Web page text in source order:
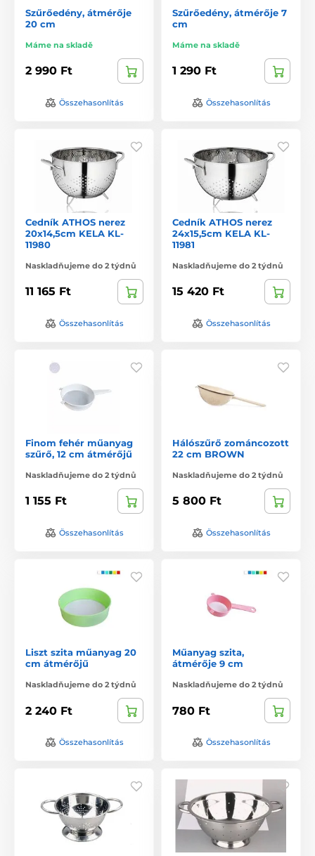
Szűrőedény, átmérője
20 cm
Máme na skladě
2 990 Ft
Összehasonlítás
Szűrőedény, átmérője 7
cm
Máme na skladě
1 290 Ft
Összehasonlítás
Cedník ATHOS nerez
20x14,5cm KELA KL-
11980
Naskladňujeme do 2 týdnů
11 165 Ft
Összehasonlítás
Cedník ATHOS nerez
24x15,5cm KELA KL-
11981
Naskladňujeme do 2 týdnů
15 420 Ft
Összehasonlítás
Finom fehér műanyag
szűrő, 12 cm átmérőjű
Naskladňujeme do 2 týdnů
1 155 Ft
Összehasonlítás
Hálószűrő zománcozott
22 cm BROWN
Naskladňujeme do 2 týdnů
5 800 Ft
Összehasonlítás
Liszt szita műanyag 20
cm átmérőjű
Naskladňujeme do 2 týdnů
2 240 Ft
Összehasonlítás
Műanyag szita,
átmérője 9 cm
Naskladňujeme do 2 týdnů
780 Ft
Összehasonlítás